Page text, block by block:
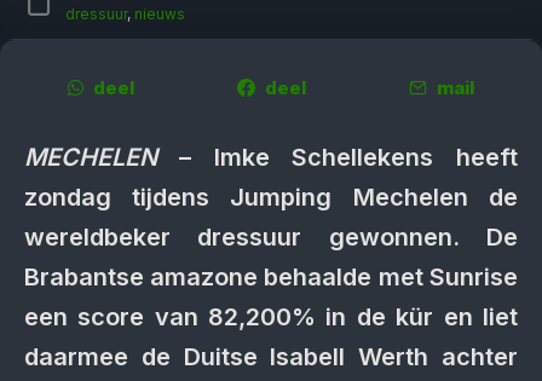
dressuur, nieuws
deel deel mail
MECHELEN– Imke Schellekens heeft
zondag tijdens Jumping Mechelen de
wereldbeker dressuur gewonnen. De
Brabantse amazone behaalde met Sunrise
een score van 82,200% in de kür en liet
daarmee de Duitse Isabell Werth achter